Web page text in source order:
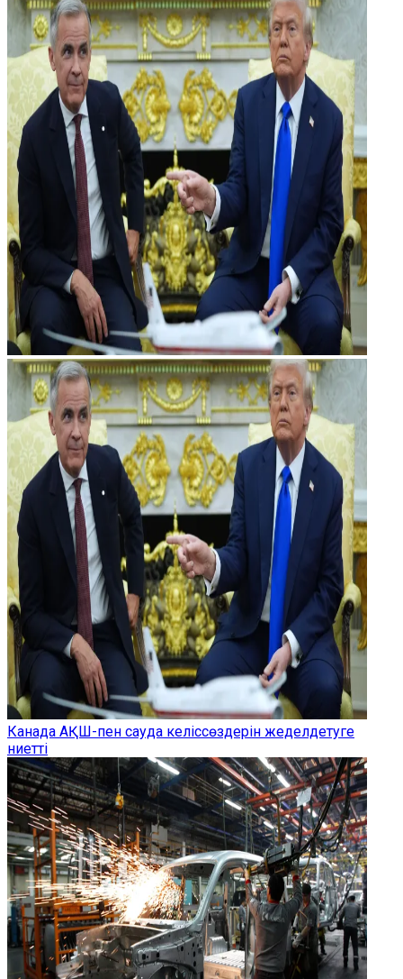
Канада АҚШ-пен сауда келіссөздерін жеделдетуге
ниетті